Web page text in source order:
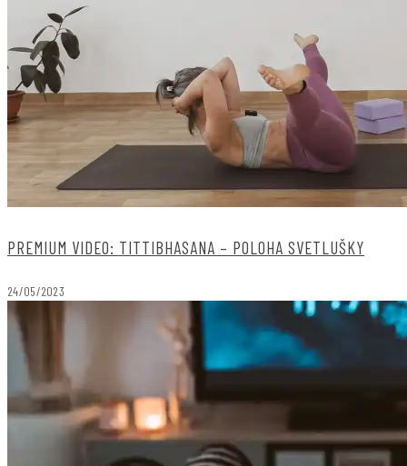
PREMIUM VIDEO: TITTIBHASANA – POLOHA SVETLUŠKY
24/05/2023